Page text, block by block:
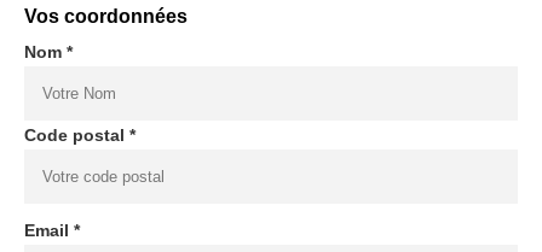
Vos coordonnées
Nom *
Code postal *
Email *